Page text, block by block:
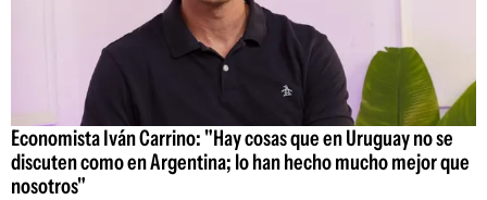
Economista Iván Carrino: "Hay cosas que en Uruguay no se
discuten como en Argentina; lo han hecho mucho mejor que
nosotros"